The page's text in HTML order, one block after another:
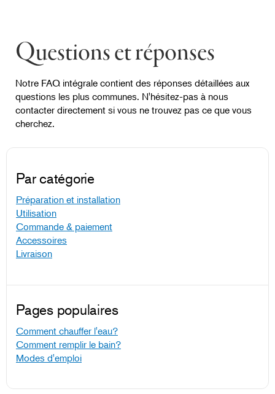
Questions et réponses
Notre FAQ intégrale contient des réponses détaillées aux
questions les plus communes. N'hésitez-pas à nous
contacter directement si vous ne trouvez pas ce que vous
cherchez.
Par catégorie
Préparation et installation
Utilisation
Commande & paiement
Accessoires
Livraison
Pages populaires
Comment chauffer l'eau?
Comment remplir le bain?
Modes d'emploi